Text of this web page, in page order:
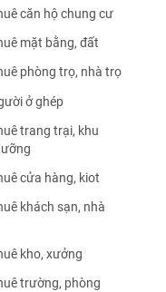
căn hộ chung cư
mặt bằng, đất
phòng trọ, nhà trọ
ở ghép
trang trại, khu
cửa hàng, kiot
khách sạn, nhà
kho, xưởng
trường, phòng